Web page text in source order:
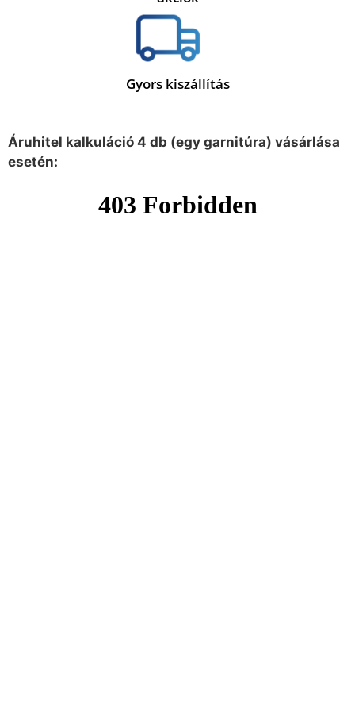
Gyors kiszállítás
Áruhitel kalkuláció 4 db (egy garnitúra) vásárlása
esetén: